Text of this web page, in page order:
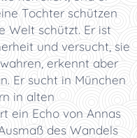
Tochter schützen
Welt schützt. Er ist
und versucht, sie
erkennt aber
Er sucht in München
in alten
ein Echo von Annas
des Wandels